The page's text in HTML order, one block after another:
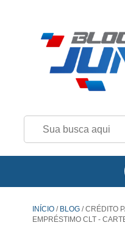
INÍCIO / BLOG /CRÉDITO
EMPRÉSTIMO CLT -